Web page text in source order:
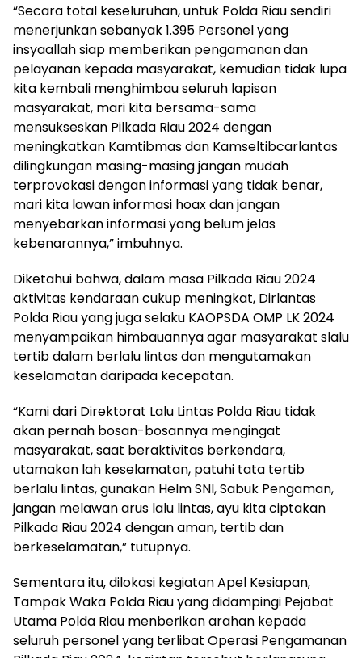
“Secara total keseluruhan, untuk Polda Riau sendiri
menerjunkan sebanyak 1.395 Personel yang
insyaallah siap memberikan pengamanan dan
pelayanan kepada masyarakat, kemudian tidak lupa
kita kembali menghimbau seluruh lapisan
masyarakat, mari kita bersama-sama
mensukseskan Pilkada Riau 2024 dengan
meningkatkan Kamtibmas dan Kamseltibcarlantas
dilingkungan masing-masing jangan mudah
terprovokasi dengan informasi yang tidak benar,
mari kita lawan informasi hoax dan jangan
menyebarkan informasi yang belum jelas
kebenarannya,” imbuhnya.
Diketahui bahwa, dalam masa Pilkada Riau 2024
aktivitas kendaraan cukup meningkat, Dirlantas
Polda Riau yang juga selaku KAOPSDA OMP LK 2024
menyampaikan himbauannya agar masyarakat slalu
tertib dalam berlalu lintas dan mengutamakan
keselamatan daripada kecepatan.
“Kami dari Direktorat Lalu Lintas Polda Riau tidak
akan pernah bosan-bosannya mengingat
masyarakat, saat beraktivitas berkendara,
utamakan lah keselamatan, patuhi tata tertib
berlalu lintas, gunakan Helm SNI, Sabuk Pengaman,
jangan melawan arus lalu lintas, ayu kita ciptakan
Pilkada Riau 2024 dengan aman, tertib dan
berkeselamatan,” tutupnya.
Sementara itu, dilokasi kegiatan Apel Kesiapan,
Tampak Waka Polda Riau yang didampingi Pejabat
Utama Polda Riau menberikan arahan kepada
seluruh personel yang terlibat Operasi Pengamanan